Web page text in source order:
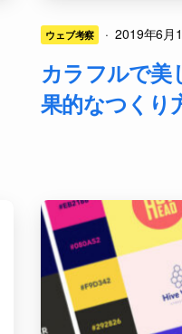
ウェブ考察 · 2019年6月
カラフルで美
果的なつくり